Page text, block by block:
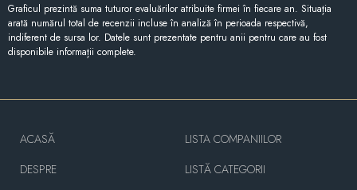
Graficul prezintă suma tuturor evaluărilor atribuite firmei în fiecare an. Situația
arată numărul total de recenzii incluse în analiză în perioada respectivă,
indiferent de sursa lor. Datele sunt prezentate pentru anii pentru care au fost
disponibile informații complete.
ACASĂ
DESPRE
LISTA COMPANIILOR
LISTĂ CATEGORII